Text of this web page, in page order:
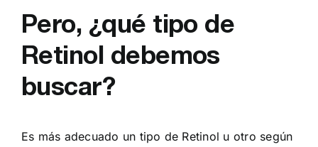
Pero, ¿qué tipo de
Retinol debemos
buscar?
Es más adecuado un tipo de Retinol u otro según